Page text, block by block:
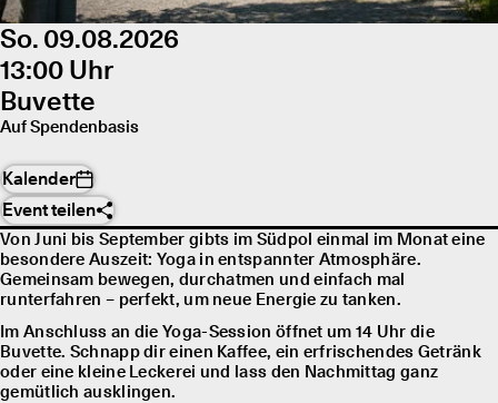
So. 09.08.2026
13:00 Uhr
Buvette
Auf Spendenbasis
Kalender
Event teilen
Von Juni bis September gibts im Südpol einmal im Monat eine
besondere Auszeit: Yoga in entspannter Atmosphäre.
Gemeinsam bewegen, durchatmen und einfach mal
runterfahren – perfekt, um neue Energie zu tanken.
Im Anschluss an die Yoga-Session öffnet um 14 Uhr die
Buvette. Schnapp dir einen Kaffee, ein erfrischendes Getränk
oder eine kleine Leckerei und lass den Nachmittag ganz
gemütlich ausklingen.